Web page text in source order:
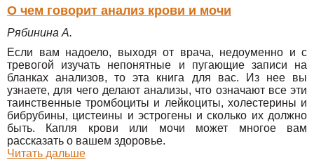
О чем говорит анализ крови и мочи
Рябинина А.
Если вам надоело, выходя от врача, недоуменно и с
тревогой изучать непонятные и пугающие записи на
бланках анализов, то эта книга для вас. Из нее вы
узнаете, для чего делают анализы, что означают все эти
таинственные тромбоциты и лейкоциты, холестерины и
бибрубины, цистеины и эстрогены и сколько их должно
быть. Капля крови или мочи может многое вам
рассказать о вашем здоровье.
Читать дальше